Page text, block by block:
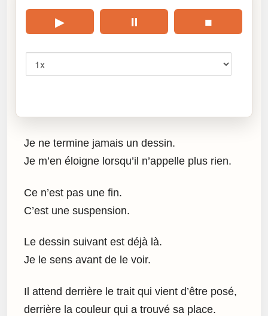
▶ ⏸ ■
Je ne termine jamais un dessin.
Je m’en éloigne lorsqu’il n’appelle plus rien.
Ce n’est pas une fin.
C’est une suspension.
Le dessin suivant est déjà là.
Je le sens avant de le voir.
Il attend derrière le trait qui vient d’être posé,
derrière la couleur qui a trouvé sa place.